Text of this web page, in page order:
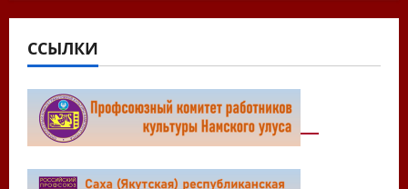
ССЫЛКИ